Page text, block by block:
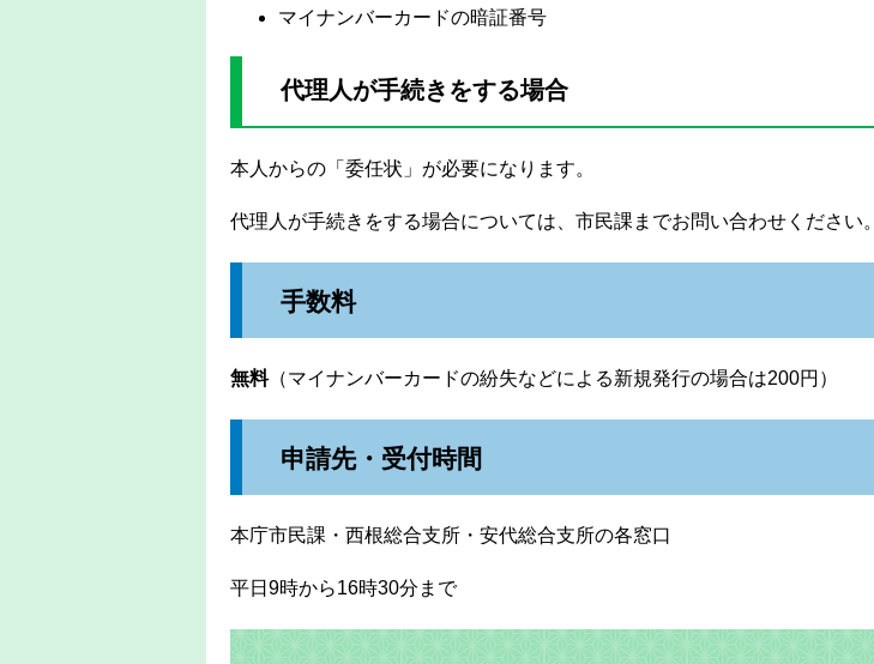
マイナンバーカードの暗証番号
代理人が手続きをする場合
本人からの「委任状」が必要になります。
代理人が手続きをする場合については、市民課までお問い合わせください。
手数料
無料（マイナンバーカードの紛失などによる新規発行の場合は200円）
申請先・受付時間
本庁市民課・西根総合支所・安代総合支所の各窓口
平日9時から16時30分まで